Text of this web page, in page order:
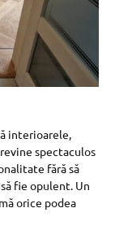
interioarele,
spectaculos
fără să
fie opulent. Un
orice podea